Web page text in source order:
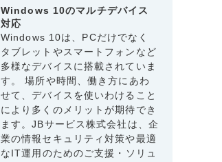
Windows 10のマルチデバイス
対応
Windows 10は、PCだけでなく
タブレットやスマートフォンなど
多様なデバイスに搭載されていま
す。 場所や時間、働き方にあわ
せて、デバイスを使いわけること
により多くのメリットが期待でき
ます。JBサービス株式会社は、企
業の情報セキュリティ対策や最適
なIT運用のためのご支援・ソリュ